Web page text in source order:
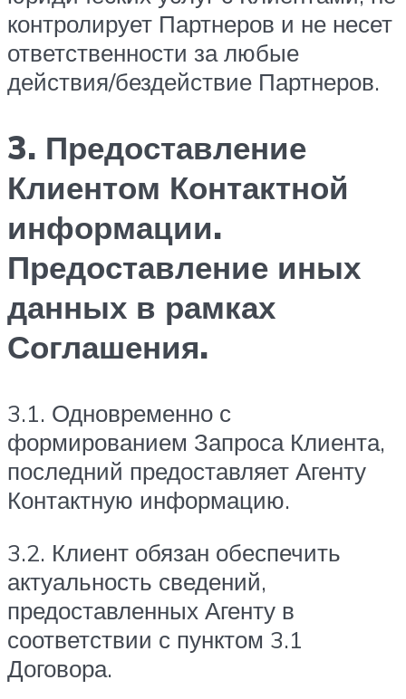
контролирует Партнеров и не несет
ответственности за любые
действия/бездействие Партнеров.
3. Предоставление
Клиентом Контактной
информации.
Предоставление иных
данных в рамках
Соглашения.
3.1. Одновременно с
формированием Запроса Клиента,
последний предоставляет Агенту
Контактную информацию.
3.2. Клиент обязан обеспечить
актуальность сведений,
предоставленных Агенту в
соответствии с пунктом 3.1
Договора.